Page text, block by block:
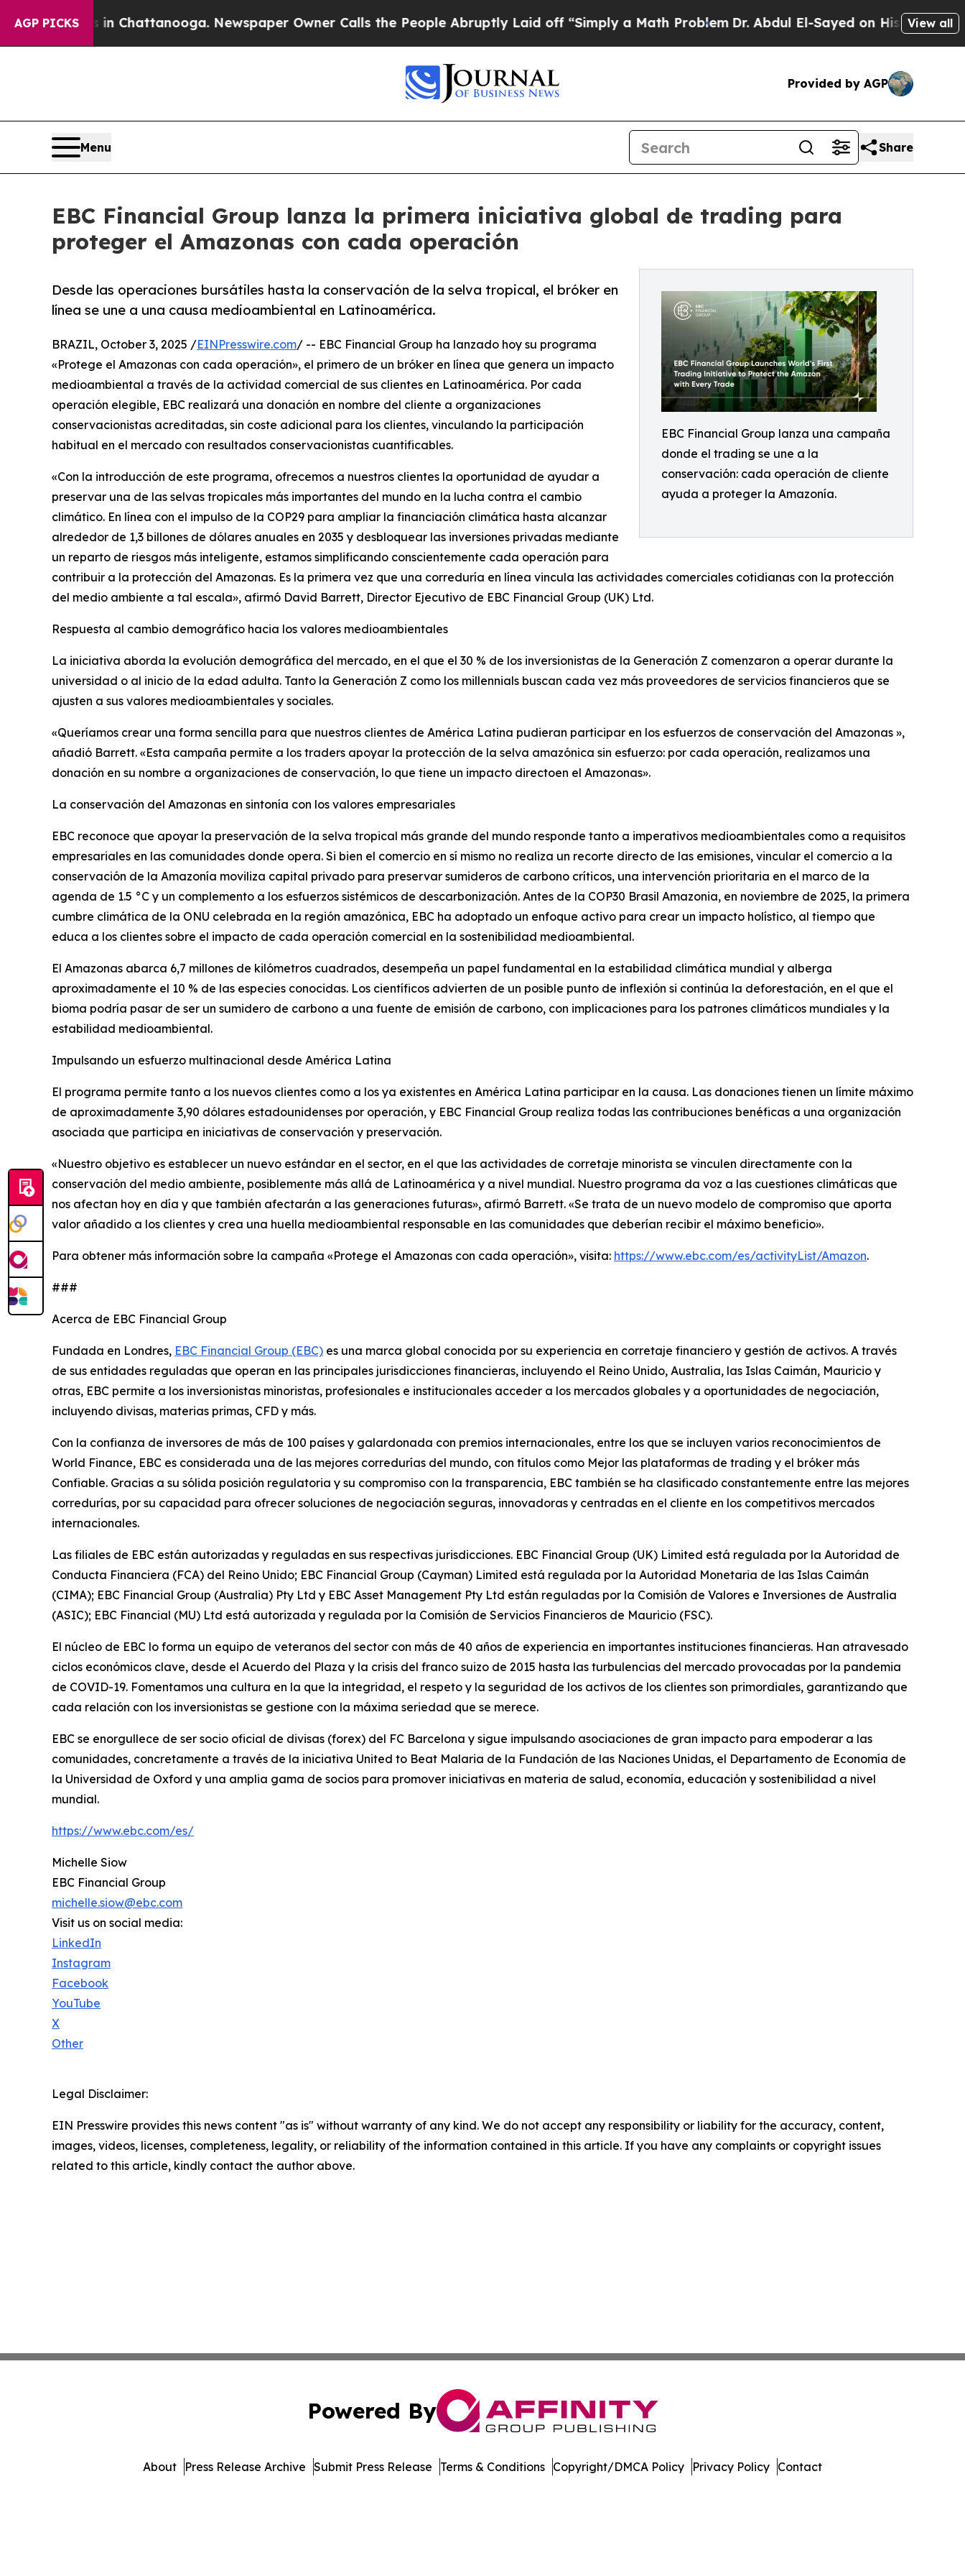
AGP PICKS
in Chattanooga. Newspaper Owner Calls the People Abruptly Laid off “Simply a Math ProblemDr. Abdul El-Sayed on Historic MichiganView all
Provided by AGP
Menu Share
EBC Financial Group lanza la primera iniciativa global de trading para
proteger el Amazonas con cada operación
EBC Financial Group lanza una campaña
donde el trading se une a la
conservación: cada operación de cliente
ayuda a proteger la Amazonía.
Desde las operaciones bursátiles hasta la conservación de la selva tropical, el bróker en
línea se une a una causa medioambiental en Latinoamérica.
BRAZIL, October 3, 2025 /EINPresswire.com/ -- EBC Financial Group ha lanzado hoy su programa
«Protege el Amazonas con cada operación», el primero de un bróker en línea que genera un impacto
medioambiental a través de la actividad comercial de sus clientes en Latinoamérica. Por cada
operación elegible, EBC realizará una donación en nombre del cliente a organizaciones
conservacionistas acreditadas, sin coste adicional para los clientes, vinculando la participación
habitual en el mercado con resultados conservacionistas cuantificables.
«Con la introducción de este programa, ofrecemos a nuestros clientes la oportunidad de ayudar a
preservar una de las selvas tropicales más importantes del mundo en la lucha contra el cambio
climático. En línea con el impulso de la COP29 para ampliar la financiación climática hasta alcanzar
alrededor de 1,3 billones de dólares anuales en 2035 y desbloquear las inversiones privadas mediante
un reparto de riesgos más inteligente, estamos simplificando conscientemente cada operación para
contribuir a la protección del Amazonas. Es la primera vez que una correduría en línea vincula las actividades comerciales cotidianas con la protección
del medio ambiente a tal escala», afirmó David Barrett, Director Ejecutivo de EBC Financial Group (UK) Ltd.
Respuesta al cambio demográfico hacia los valores medioambientales
La iniciativa aborda la evolución demográfica del mercado, en el que el 30 % de los inversionistas de la Generación Z comenzaron a operar durante la
universidad o al inicio de la edad adulta. Tanto la Generación Z como los millennials buscan cada vez más proveedores de servicios financieros que se
ajusten a sus valores medioambientales y sociales.
«Queríamos crear una forma sencilla para que nuestros clientes de América Latina pudieran participar en los esfuerzos de conservación del Amazonas »,
añadió Barrett. «Esta campaña permite a los traders apoyar la protección de la selva amazónica sin esfuerzo: por cada operación, realizamos una
donación en su nombre a organizaciones de conservación, lo que tiene un impacto directoen el Amazonas».
La conservación del Amazonas en sintonía con los valores empresariales
EBC reconoce que apoyar la preservación de la selva tropical más grande del mundo responde tanto a imperativos medioambientales como a requisitos
empresariales en las comunidades donde opera. Si bien el comercio en sí mismo no realiza un recorte directo de las emisiones, vincular el comercio a la
conservación de la Amazonía moviliza capital privado para preservar sumideros de carbono críticos, una intervención prioritaria en el marco de la
agenda de 1.5 °C y un complemento a los esfuerzos sistémicos de descarbonización. Antes de la COP30 Brasil Amazonia, en noviembre de 2025, la primera
cumbre climática de la ONU celebrada en la región amazónica, EBC ha adoptado un enfoque activo para crear un impacto holístico, al tiempo que
educa a los clientes sobre el impacto de cada operación comercial en la sostenibilidad medioambiental.
El Amazonas abarca 6,7 millones de kilómetros cuadrados, desempeña un papel fundamental en la estabilidad climática mundial y alberga
aproximadamente el 10 % de las especies conocidas. Los científicos advierten de un posible punto de inflexión si continúa la deforestación, en el que el
bioma podría pasar de ser un sumidero de carbono a una fuente de emisión de carbono, con implicaciones para los patrones climáticos mundiales y la
estabilidad medioambiental.
Impulsando un esfuerzo multinacional desde América Latina
El programa permite tanto a los nuevos clientes como a los ya existentes en América Latina participar en la causa. Las donaciones tienen un límite máximo
de aproximadamente 3,90 dólares estadounidenses por operación, y EBC Financial Group realiza todas las contribuciones benéficas a una organización
asociada que participa en iniciativas de conservación y preservación.
«Nuestro objetivo es establecer un nuevo estándar en el sector, en el que las actividades de corretaje minorista se vinculen directamente con la
conservación del medio ambiente, posiblemente más allá de Latinoamérica y a nivel mundial. Nuestro programa da voz a las cuestiones climáticas que
nos afectan hoy en día y que también afectarán a las generaciones futuras», afirmó Barrett. «Se trata de un nuevo modelo de compromiso que aporta
valor añadido a los clientes y crea una huella medioambiental responsable en las comunidades que deberían recibir el máximo beneficio».
Para obtener más información sobre la campaña «Protege el Amazonas con cada operación», visita: https://www.ebc.com/es/activityList/Amazon.
###
Acerca de EBC Financial Group
Fundada en Londres, EBC Financial Group (EBC) es una marca global conocida por su experiencia en corretaje financiero y gestión de activos. A través
de sus entidades reguladas que operan en las principales jurisdicciones financieras, incluyendo el Reino Unido, Australia, las Islas Caimán, Mauricio y
otras, EBC permite a los inversionistas minoristas, profesionales e institucionales acceder a los mercados globales y a oportunidades de negociación,
incluyendo divisas, materias primas, CFD y más.
Con la confianza de inversores de más de 100 países y galardonada con premios internacionales, entre los que se incluyen varios reconocimientos de
World Finance, EBC es considerada una de las mejores corredurías del mundo, con títulos como Mejor las plataformas de trading y el bróker más
Confiable. Gracias a su sólida posición regulatoria y su compromiso con la transparencia, EBC también se ha clasificado constantemente entre las mejores
corredurías, por su capacidad para ofrecer soluciones de negociación seguras, innovadoras y centradas en el cliente en los competitivos mercados
internacionales.
Las filiales de EBC están autorizadas y reguladas en sus respectivas jurisdicciones. EBC Financial Group (UK) Limited está regulada por la Autoridad de
Conducta Financiera (FCA) del Reino Unido; EBC Financial Group (Cayman) Limited está regulada por la Autoridad Monetaria de las Islas Caimán
(CIMA); EBC Financial Group (Australia) Pty Ltd y EBC Asset Management Pty Ltd están reguladas por la Comisión de Valores e Inversiones de Australia
(ASIC); EBC Financial (MU) Ltd está autorizada y regulada por la Comisión de Servicios Financieros de Mauricio (FSC).
El núcleo de EBC lo forma un equipo de veteranos del sector con más de 40 años de experiencia en importantes instituciones financieras. Han atravesado
ciclos económicos clave, desde el Acuerdo del Plaza y la crisis del franco suizo de 2015 hasta las turbulencias del mercado provocadas por la pandemia
de COVID-19. Fomentamos una cultura en la que la integridad, el respeto y la seguridad de los activos de los clientes son primordiales, garantizando que
cada relación con los inversionistas se gestione con la máxima seriedad que se merece.
EBC se enorgullece de ser socio oficial de divisas (forex) del FC Barcelona y sigue impulsando asociaciones de gran impacto para empoderar a las
comunidades, concretamente a través de la iniciativa United to Beat Malaria de la Fundación de las Naciones Unidas, el Departamento de Economía de
la Universidad de Oxford y una amplia gama de socios para promover iniciativas en materia de salud, economía, educación y sostenibilidad a nivel
mundial.
https://www.ebc.com/es/
Michelle Siow
EBC Financial Group
michelle.siow@ebc.com
Visit us on social media:
LinkedIn
Instagram
Facebook
YouTube
X
Other
Legal Disclaimer:
EIN Presswire provides this news content "as is" without warranty of any kind. We do not accept any responsibility or liability for the accuracy, content,
images, videos, licenses, completeness, legality, or reliability of the information contained in this article. If you have any complaints or copyright issues
related to this article, kindly contact the author above.
Powered By
About Press Release Archive Submit Press Release Terms & Conditions Copyright/DMCA Policy Privacy Policy Contact